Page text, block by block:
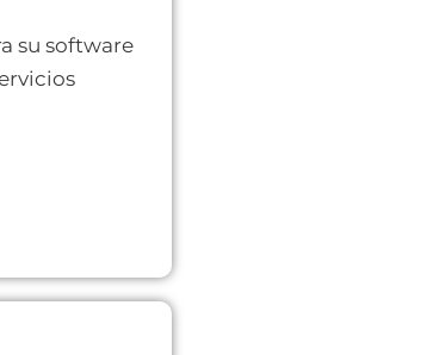
su software